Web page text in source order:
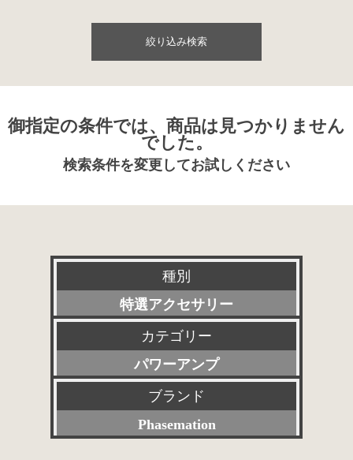
絞り込み検索
御指定の条件では、商品は見つかりません
でした。
検索条件を変更してお試しください
種別
特選アクセサリー
新品
委託販売品
特価品
その他委託販売品
カテゴリー
パワーアンプ
すべて
プリアンプ
ブランド
Phasemation